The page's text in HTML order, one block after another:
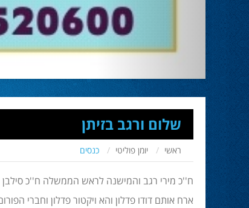
שלום ורגב בזיתן
ראשי יומן פוליטי כנסים
ח''כ מירי רגב והמישנה לראש הממשלה ח''כ סילבן
ארח אותם דודו פדלון והא ויקטור פדלון וחברי